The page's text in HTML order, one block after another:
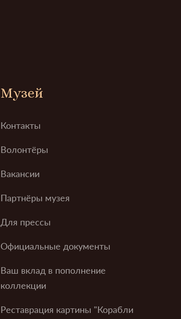
Музей
Контакты
Волонтёры
Вакансии
Партнёры музея
Для прессы
Официальные документы
Ваш вклад в пополнение
коллекции
Реставрация картины "Корабли